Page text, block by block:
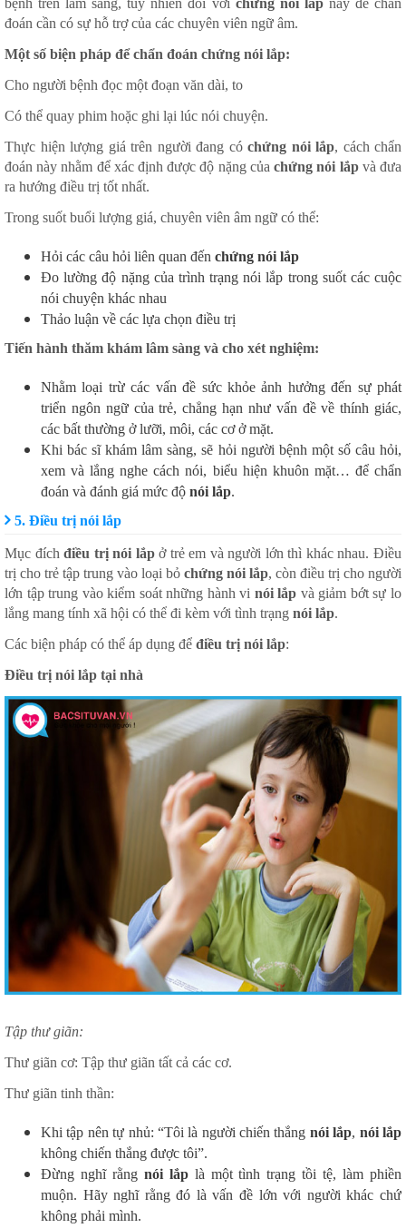
bệnh trên lâm sàng, tuy nhiên đối với chứng nói lắpnày để chẩn
đoán cần có sự hỗ trợ của các chuyên viên ngữ âm.
Một số biện pháp để chẩn đoán chứng nói lắp:
Cho người bệnh đọc một đoạn văn dài, to
Có thể quay phim hoặc ghi lại lúc nói chuyện.
Thực hiện lượng giá trên người đang có chứng nói lắp, cách chẩn
đoán này nhằm để xác định được độ nặng củachứng nói lắpvà đưa
ra hướng điều trị tốt nhất.
Trong suốt buổi lượng giá, chuyên viên âm ngữ có thể:
Hỏi các câu hỏi liên quan đến chứng nói lắp
Đo lường độ nặng của trình trạng nói lắp trong suốt các cuộc
nói chuyện khác nhau
Thảo luận về các lựa chọn điều trị
Tiến hành thăm khám lâm sàng và cho xét nghiệm:
Nhằm loại trừ các vấn đề sức khỏe ảnh hưởng đến sự phát
triển ngôn ngữ của trẻ, chẳng hạn như vấn đề về thính giác,
các bất thường ở lưỡi, môi, các cơ ở mặt.
Khi bác sĩ khám lâm sàng, sẽ hỏi người bệnh một số câu hỏi,
xem và lắng nghe cách nói, biểu hiện khuôn mặt… để chẩn
đoán và đánh giá mức độ nói lắp.
5. Điều trị nói lắp
Mục đíchđiều trị nói lắpở trẻ em và người lớn thì khác nhau. Điều
trị cho trẻ tập trung vào loại bỏ chứng nói lắp, còn điều trị cho người
lớn tập trung vào kiểm soát những hành vi nói lắp và giảm bớt sự lo
lắng mang tính xã hội có thể đi kèm với tình trạng nói lắp.
Các biện pháp có thể áp dụng để điều trị nói lắp:
Điều trị nói lắp tại nhà
Tập thư giãn:
Thư giãn cơ: Tập thư giãn tất cả các cơ.
Thư giãn tinh thần:
Khi tập nên tự nhủ: “Tôi là người chiến thắng nói lắp, nói lắp
không chiến thắng được tôi”.
Đừng nghĩ rằng nói lắplà một tình trạng tồi tệ, làm phiền
muộn. Hãy nghĩ rằng đó là vấn đề lớn với người khác chứ
không phải mình.